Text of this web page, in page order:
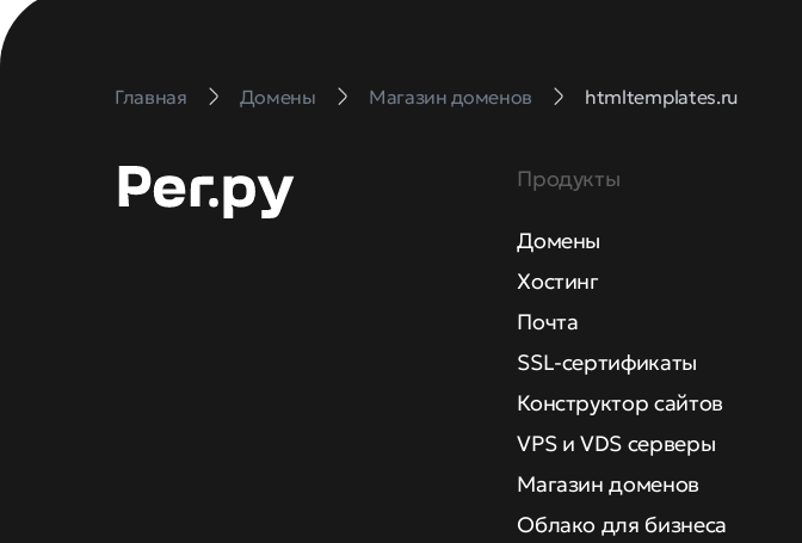
Главная Домены Магазин доменов htmltemplates.ru
Продукты
Домены
Хостинг
Почта
SSL-сертификаты
Конструктор сайтов
VPS и VDS серверы
Магазин доменов
Облако для бизнеса